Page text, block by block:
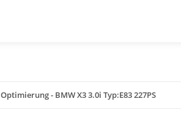
Optimierung - BMW X3 3.0i Typ:E83 227PS